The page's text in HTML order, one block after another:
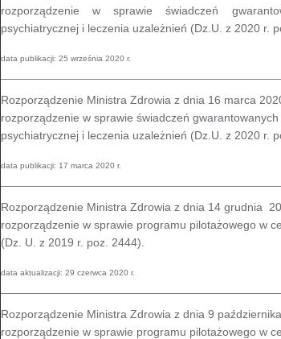
rozporządzenie w sprawie świadczeń
psychiatrycznej i leczenia uzależnień (Dz.U. z 2020 r.
data publikacji: 25 września 2020 r.
Rozporządzenie Ministra Zdrowia z dnia 16 marca
rozporządzenie w sprawie świadczeń
psychiatrycznej i leczenia uzależnień (Dz.U. z 2020 r.
data publikacji: 17 marca 2020 r.
Rozporządzenie Ministra Zdrowia z dnia 14 grudnia
rozporządzenie w sprawie programu pilotażowego w
(Dz. U. z 2019 r. poz. 2444).
data aktualizacji: 29 czerwca 2020 r.
Rozporządzenie Ministra Zdrowia z dnia 9
rozporządzenie w sprawie programu pilotażowego w